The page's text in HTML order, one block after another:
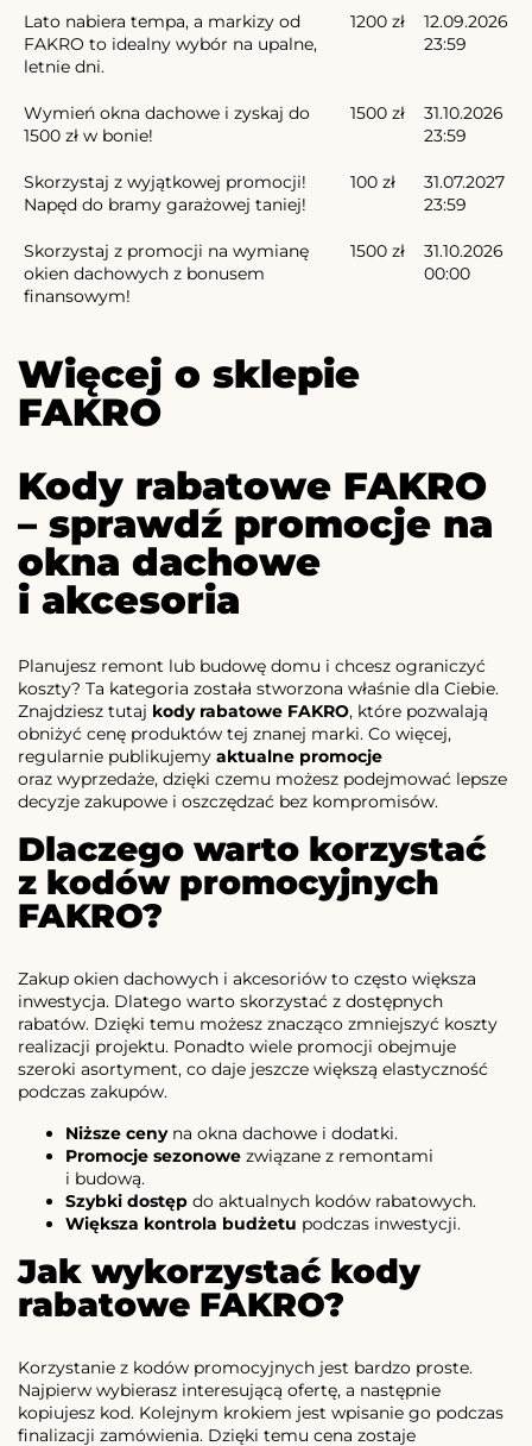
Lato nabiera tempa, a markizy od
FAKRO to idealny wybór na upalne,
letnie dni.
1200 zł
12.09.2026
23:59
Wymień okna dachowe i zyskaj do
1500 zł w bonie!
1500 zł
31.10.2026
23:59
Skorzystaj z wyjątkowej promocji!
Napęd do bramy garażowej taniej!
100 zł
31.07.2027
23:59
Skorzystaj z promocji na wymianę
okien dachowych z bonusem
finansowym!
1500 zł
31.10.2026
00:00
Więcej o sklepie
FAKRO
Kody rabatowe FAKRO
– sprawdź promocje na
okna dachowe
i akcesoria
Planujesz remont lub budowę domu i chcesz ograniczyć
koszty? Ta kategoria została stworzona właśnie dla Ciebie.
Znajdziesz tutaj kody rabatowe FAKRO, które pozwalają
obniżyć cenę produktów tej znanej marki. Co więcej,
regularnie publikujemy aktualne promocje
oraz wyprzedaże, dzięki czemu możesz podejmować lepsze
decyzje zakupowe i oszczędzać bez kompromisów.
Dlaczego warto korzystać
z kodów promocyjnych
FAKRO?
Zakup okien dachowych i akcesoriów to często większa
inwestycja. Dlatego warto skorzystać z dostępnych
rabatów. Dzięki temu możesz znacząco zmniejszyć koszty
realizacji projektu. Ponadto wiele promocji obejmuje
szeroki asortyment, co daje jeszcze większą elastyczność
podczas zakupów.
Niższe cenyna okna dachowe i dodatki.
Promocje sezonowe związane z remontami
i budową.
Szybki dostęp do aktualnych kodów rabatowych.
Większa kontrola budżetu podczas inwestycji.
Jak wykorzystać kody
rabatowe FAKRO?
Korzystanie z kodów promocyjnych jest bardzo proste.
Najpierw wybierasz interesującą ofertę, a następnie
kopiujesz kod. Kolejnym krokiem jest wpisanie go podczas
finalizacji zamówienia. Dzięki temu cena zostaje